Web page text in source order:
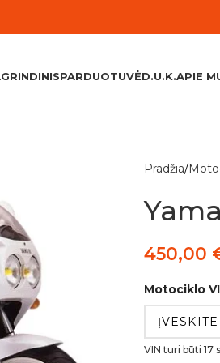
PARDUOTUVĖD.U.K.APIE
Pradžia
450,00
Motociklo
VIN turi būti 17